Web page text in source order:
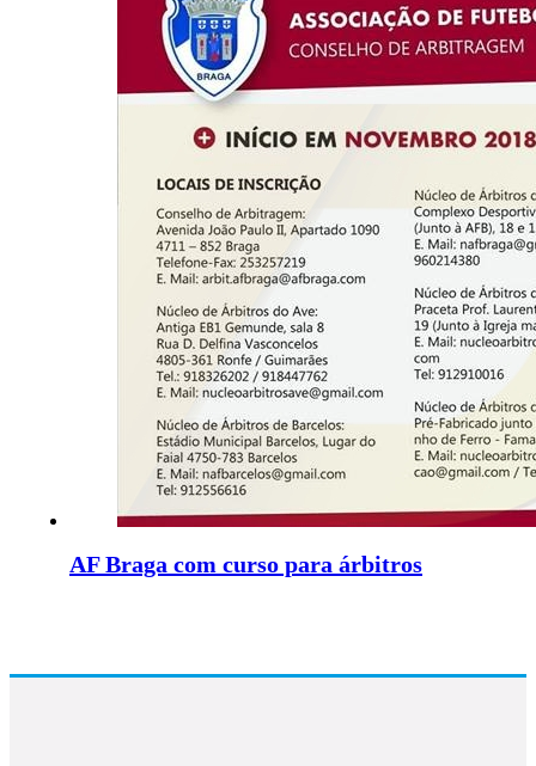
AF Braga com curso para árbitros